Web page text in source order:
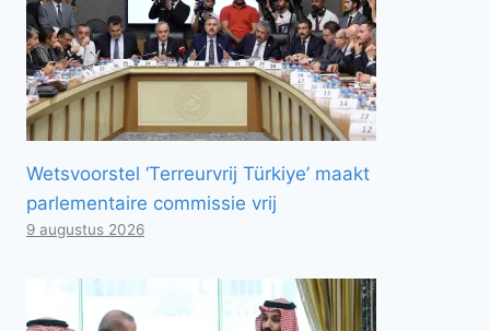
Wetsvoorstel ‘Terreurvrij Türkiye’ maakt
parlementaire commissie vrij
9 augustus 2026